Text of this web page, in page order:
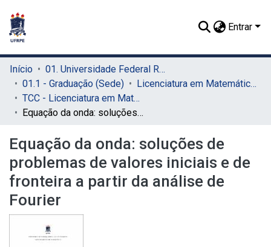
Entrar
Início
01. Universidade Federal Rural de Pernambuco - UFRPE (Sede)
01.1 - Graduação (Sede)
Licenciatura em Matemática (Sede)
TCC - Licenciatura em Matemática (Sede)
Equação da onda: soluções de problemas de valores iniciais e de fronteira a partir da análise de Fourier
Equação da onda: soluções de
problemas de valores iniciais e de
fronteira a partir da análise de
Fourier